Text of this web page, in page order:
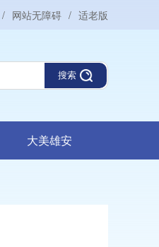
/ 网站无障碍 / 适老版
搜索
大美雄安